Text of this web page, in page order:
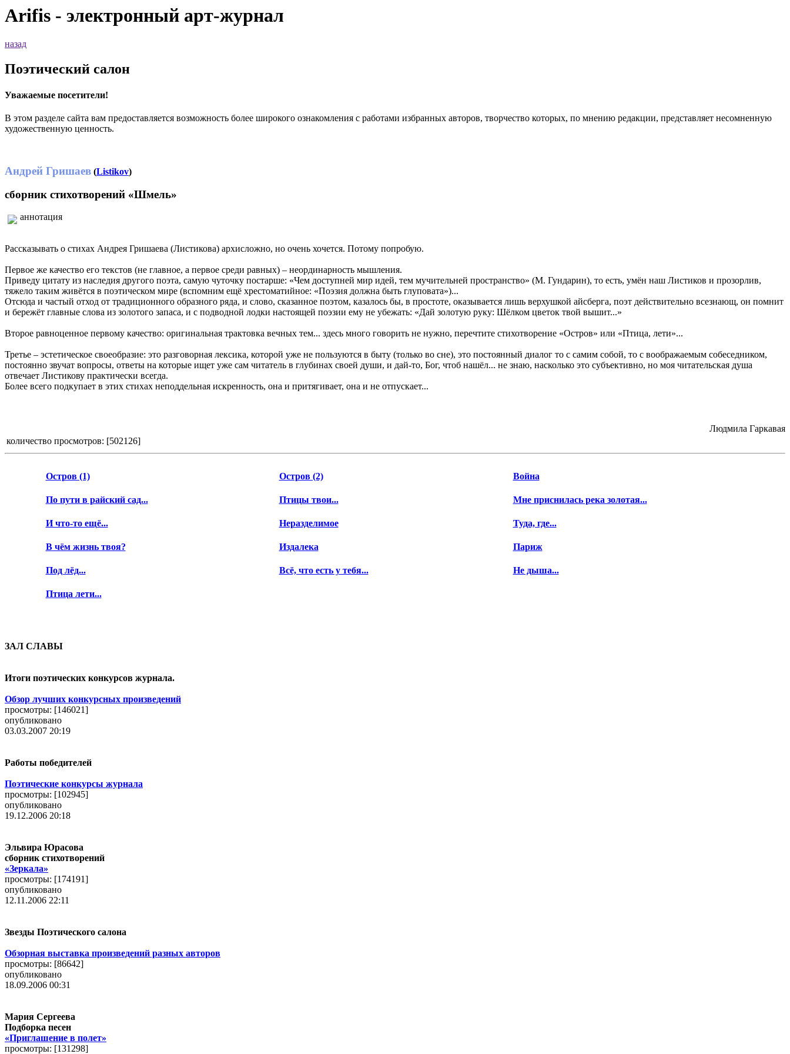
Arifis - электронный арт-журнал
назад
Поэтический салон
Уважаемые посетители!
В этом разделе сайта вам предоставляется возможность более широкого ознакомления с работами избранных авторов, творчество которых, по мнению редакции, представляет несомненную
художественную ценность.
Андрей Гришаев (Listikov)
сборник стихотворений «Шмель»
аннотация
Рассказывать о стихах Андрея Гришаева (Листикова) архисложно, но очень хочется. Потому попробую.
Первое же качество его текстов (не главное, а первое среди равных) – неординарность мышления.
Приведу цитату из наследия другого поэта, самую чуточку постарше: «Чем доступней мир идей, тем мучительней пространство» (М. Гундарин), то есть, умён наш Листиков и прозорлив,
тяжело таким живётся в поэтическом мире (вспомним ещё хрестоматийное: «Поэзия должна быть глуповата»)...
Отсюда и частый отход от традиционного образного ряда, и слово, сказанное поэтом, казалось бы, в простоте, оказывается лишь верхушкой айсберга, поэт действительно всезнающ, он помнит
и бережёт главные слова из золотого запаса, и с подводной лодки настоящей поэзии ему не убежать: «Дай золотую руку: Шёлком цветок твой вышит...»
Второе равноценное первому качество: оригинальная трактовка вечных тем... здесь много говорить не нужно, перечтите стихотворение «Остров» или «Птица, лети»...
Третье – эстетическое своеобразие: это разговорная лексика, которой уже не пользуются в быту (только во сне), это постоянный диалог то с самим собой, то с воображаемым собеседником,
постоянно звучат вопросы, ответы на которые ищет уже сам читатель в глубинах своей души, и дай-то, Бог, чтоб нашёл... не знаю, насколько это субъективно, но моя читательская душа
отвечает Листикову практически всегда.
Более всего подкупает в этих стихах неподдельная искренность, она и притягивает, она и не отпускает...
Людмила Гаркавая
количество просмотров: [502126]
Остров (1) Остров (2) Война
По пути в райский сад... Птицы твои... Мне приснилась река золотая...
И что-то ещё... Неразделимое Туда, где...
В чём жизнь твоя? Издалека Париж
Под лёд... Всё, что есть у тебя... Не дыша...
Птица лети...
ЗАЛ СЛАВЫ
Итоги поэтических конкурсов журнала.
Обзор лучших конкурсных произведений
просмотры: [146021]
опубликовано
03.03.2007 20:19
Работы победителей
Поэтические конкурсы журнала
просмотры: [102945]
опубликовано
19.12.2006 20:18
Эльвира Юрасова
сборник стихотворений
«Зеркала»
просмотры: [174191]
опубликовано
12.11.2006 22:11
Звезды Поэтического салона
Обзорная выставка произведений разных авторов
просмотры: [86642]
опубликовано
18.09.2006 00:31
Мария Сергеева
Подборка песен
«Приглашение в полет»
просмотры: [131298]